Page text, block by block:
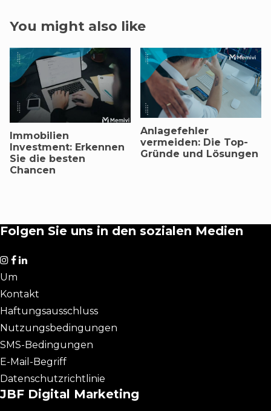
You might also like
Immobilien
Investment: Erkennen
Sie die besten
Chancen
Anlagefehler
vermeiden: Die Top-
Gründe und Lösungen
Folgen Sie uns in den sozialen Medien
Um
Kontakt
Haftungsausschluss
Nutzungsbedingungen
SMS-Bedingungen
E-Mail-Begriff
Datenschutzrichtlinie
JBF Digital Marketing